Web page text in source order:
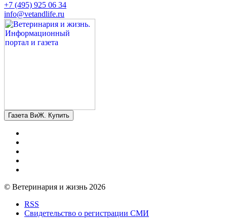
+7 (495) 925 06 34
info@vetandlife.ru
Газета ВиЖ. Купить
© Ветеринария и жизнь 2026
RSS
Свидетельство о регистрации СМИ